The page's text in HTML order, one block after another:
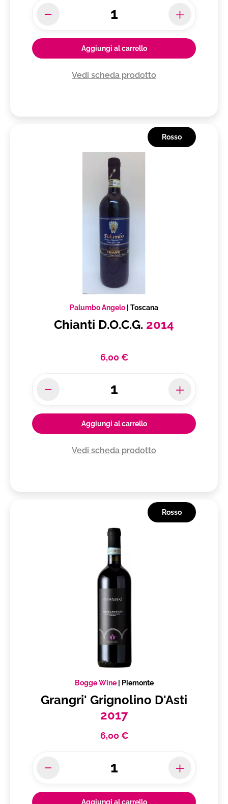
Aggiungi al carrello
Vedi scheda prodotto
Rosso
Palumbo Angelo Toscana
Chianti D.O.C.G. 2014
6,00 €
Aggiungi al carrello
Vedi scheda prodotto
Rosso
Bogge Wine| Piemonte
Grangri' Grignolino D'Asti
2017
6,00 €
Aggiungi al carrello